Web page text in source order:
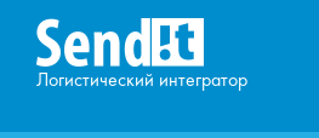
Логистический интегратор